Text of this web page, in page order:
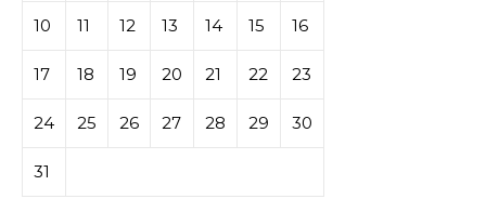
10 11 12 13 14 15 16
17 18 19 20 21 22 23
24 25 26 27 28 29 30
31